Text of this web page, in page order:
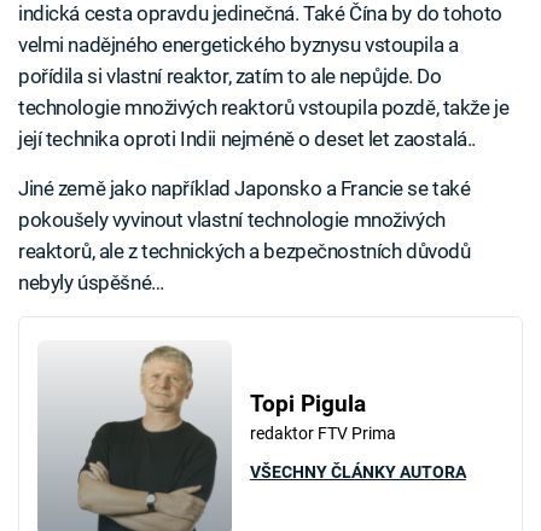
indická cesta opravdu jedinečná. Také Čína by do tohoto
velmi nadějného energetického byznysu vstoupila a
pořídila si vlastní reaktor, zatím to ale nepůjde. Do
technologie množivých reaktorů vstoupila pozdě, takže je
její technika oproti Indii nejméně o deset let zaostalá..
Jiné země jako například Japonsko a Francie se také
pokoušely vyvinout vlastní technologie množivých
reaktorů, ale z technických a bezpečnostních důvodů
nebyly úspěšné…
Topi Pigula
redaktor FTV Prima
VŠECHNY ČLÁNKY AUTORA